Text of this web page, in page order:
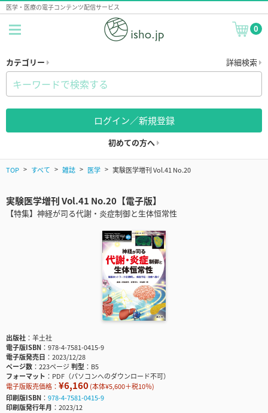
医学・医療の電子コンテンツ配信サービス
0
カテゴリー 詳細検索
ログイン／新規登録
初めての方へ
TOP すべて 雑誌 医学 実験医学増刊 Vol.41 No.20
実験医学増刊 Vol.41 No.20【電子版】
【特集】神経が司る代謝・炎症制御と生体恒常性
出版社
羊土社
電子版ISBN
978-4-7581-0415-9
電子版発売日
2023/12/28
ページ数
223ページ判型
B5
フォーマット
PDF（パソコンへのダウンロード不可）
電子版販売価格： ¥6,160(本体¥5,600＋税10％)
印刷版ISBN
978-4-7581-0415-9
印刷版発行年月
2023/12